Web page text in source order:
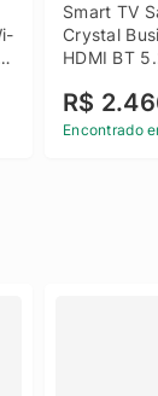
Smart TV
Crystal
HDMI BT
R$
Encontrado